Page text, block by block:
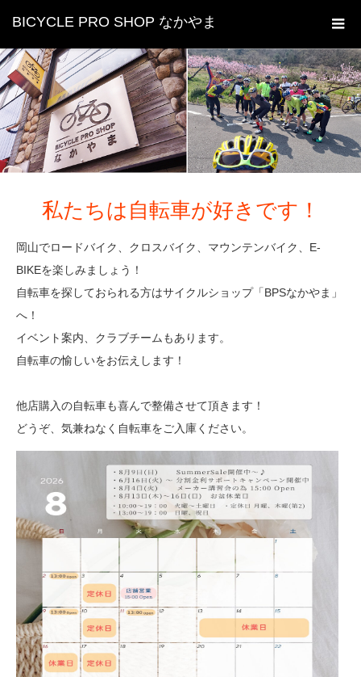
BICYCLE PRO SHOP なかやま
私たちは自転車が好きです！
岡山でロードバイク、クロスバイク、マウンテンバイク、E-
BIKEを楽しみましょう！
自転車を探しておられる方はサイクルショップ「BPSなかやま」
へ！
イベント案内、クラブチームもあります。
自転車の愉しいをお伝えします！
他店購入の自転車も喜んで整備させて頂きます！
どうぞ、気兼ねなく自転車をご入庫ください。